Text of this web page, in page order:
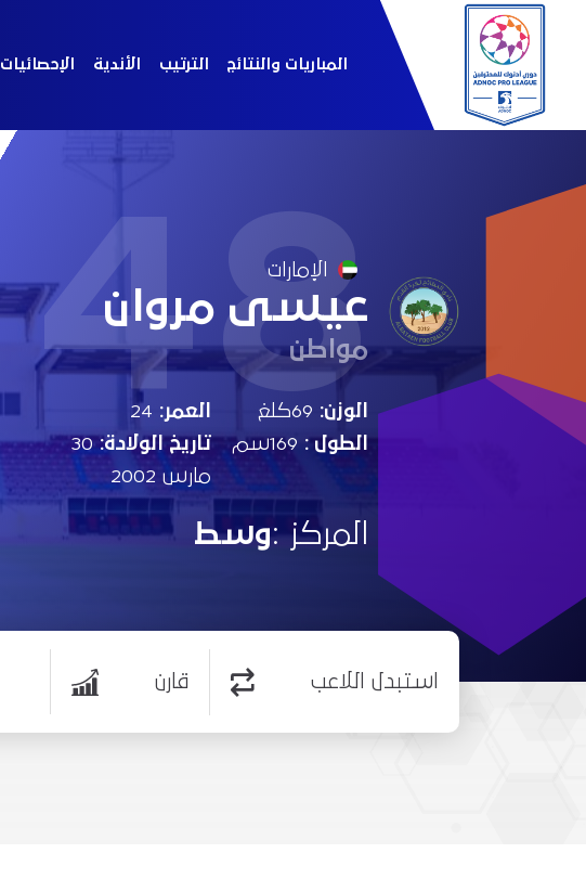
المباريات والنتائج الترتيب الأندية الإحصائيات
48
الإمارات
عيسى مروان
مواطن
الوزن:
الطول :
العمر:
تاريخ الولادة: 30
مارس 2002
المركز :وسط
استبدل اللاعب قارن